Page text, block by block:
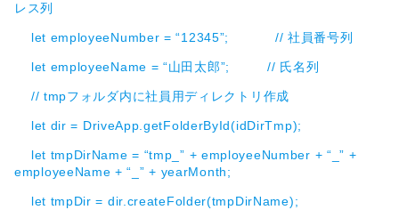
レス列
let employeeNumber = “12345”; // 社員番号列
let employeeName = “山田太郎”; // 氏名列
// tmpフォルダ内に社員用ディレクトリ作成
let dir = DriveApp.getFolderById(idDirTmp);
let tmpDirName = “tmp_” + employeeNumber + “_” +
employeeName + “_” + yearMonth;
let tmpDir = dir.createFolder(tmpDirName);